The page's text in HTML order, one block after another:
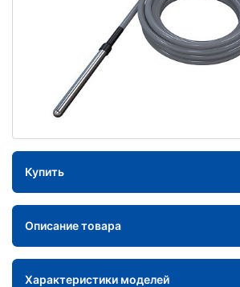
Купить
Описание товара
Характеристики моделей